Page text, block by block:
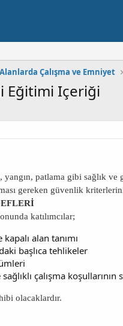
Çalışma ve Emniyet
Eğitimi Içeriği
patlama gibi sağlık ve
gereken güvenlik
katılımcılar;
alan tanımı
başlıca tehlikeler
çalışma koşullarının
olacaklardır.